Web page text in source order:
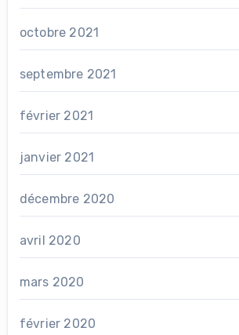
octobre 2021
septembre 2021
février 2021
janvier 2021
décembre 2020
avril 2020
mars 2020
février 2020